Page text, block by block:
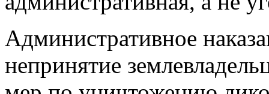
Административное
непринятие